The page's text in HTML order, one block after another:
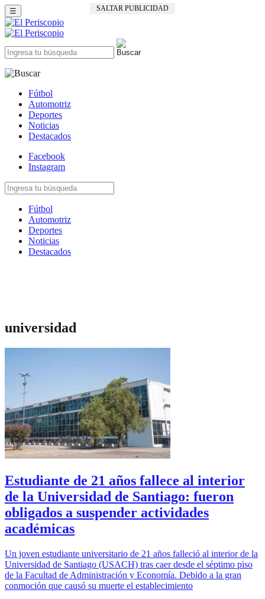
SALTAR PUBLICIDAD
☰
Fútbol
Automotriz
Deportes
Noticias
Destacados
Facebook
Instagram
Fútbol
Automotriz
Deportes
Noticias
Destacados
universidad
Estudiante de 21 años fallece al interior
de la Universidad de Santiago: fueron
obligados a suspender actividades
académicas
Un joven estudiante universitario de 21 años falleció al interior de la
Universidad de Santiago (USACH) tras caer desde el séptimo piso
de la Facultad de Administración y Economía. Debido a la gran
conmoción que causó su muerte el establecimiento